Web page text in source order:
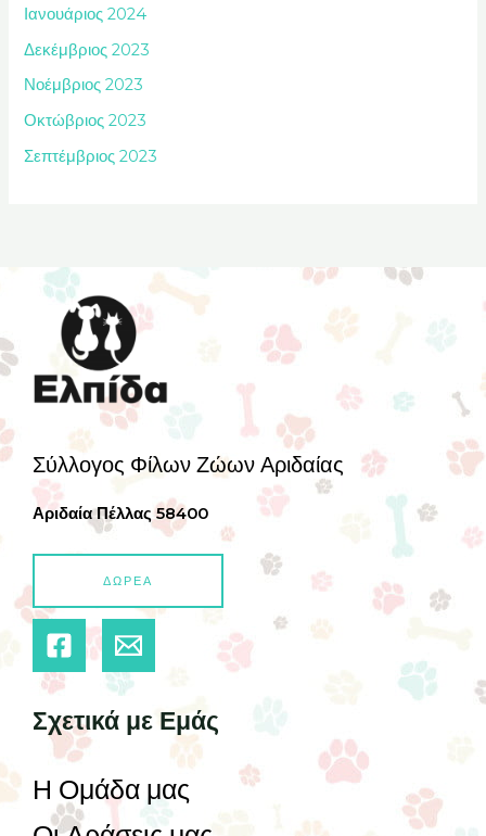
Ιανουάριος 2024
Δεκέμβριος 2023
Νοέμβριος 2023
Οκτώβριος 2023
Σεπτέμβριος 2023
Σύλλογος Φίλων Ζώων Αριδαίας
Αριδαία Πέλλας 58400
ΔΩΡΕΑ
Σχετικά με Εμάς
Η Ομάδα μας